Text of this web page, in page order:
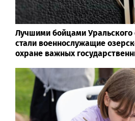
Лучшими бойцами Уральского
стали военнослужащие
охране важных